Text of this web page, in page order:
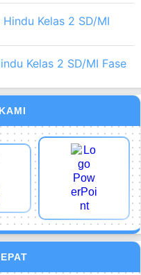
Kelas 2 SD/MI
Kelas 2 SD/MI Fase